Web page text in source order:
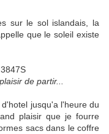
sur le sol islandais, la
que le soleil existe
de partir...
jusqu'a l'heure du
plaisir que je fourre
sacs dans le coffre